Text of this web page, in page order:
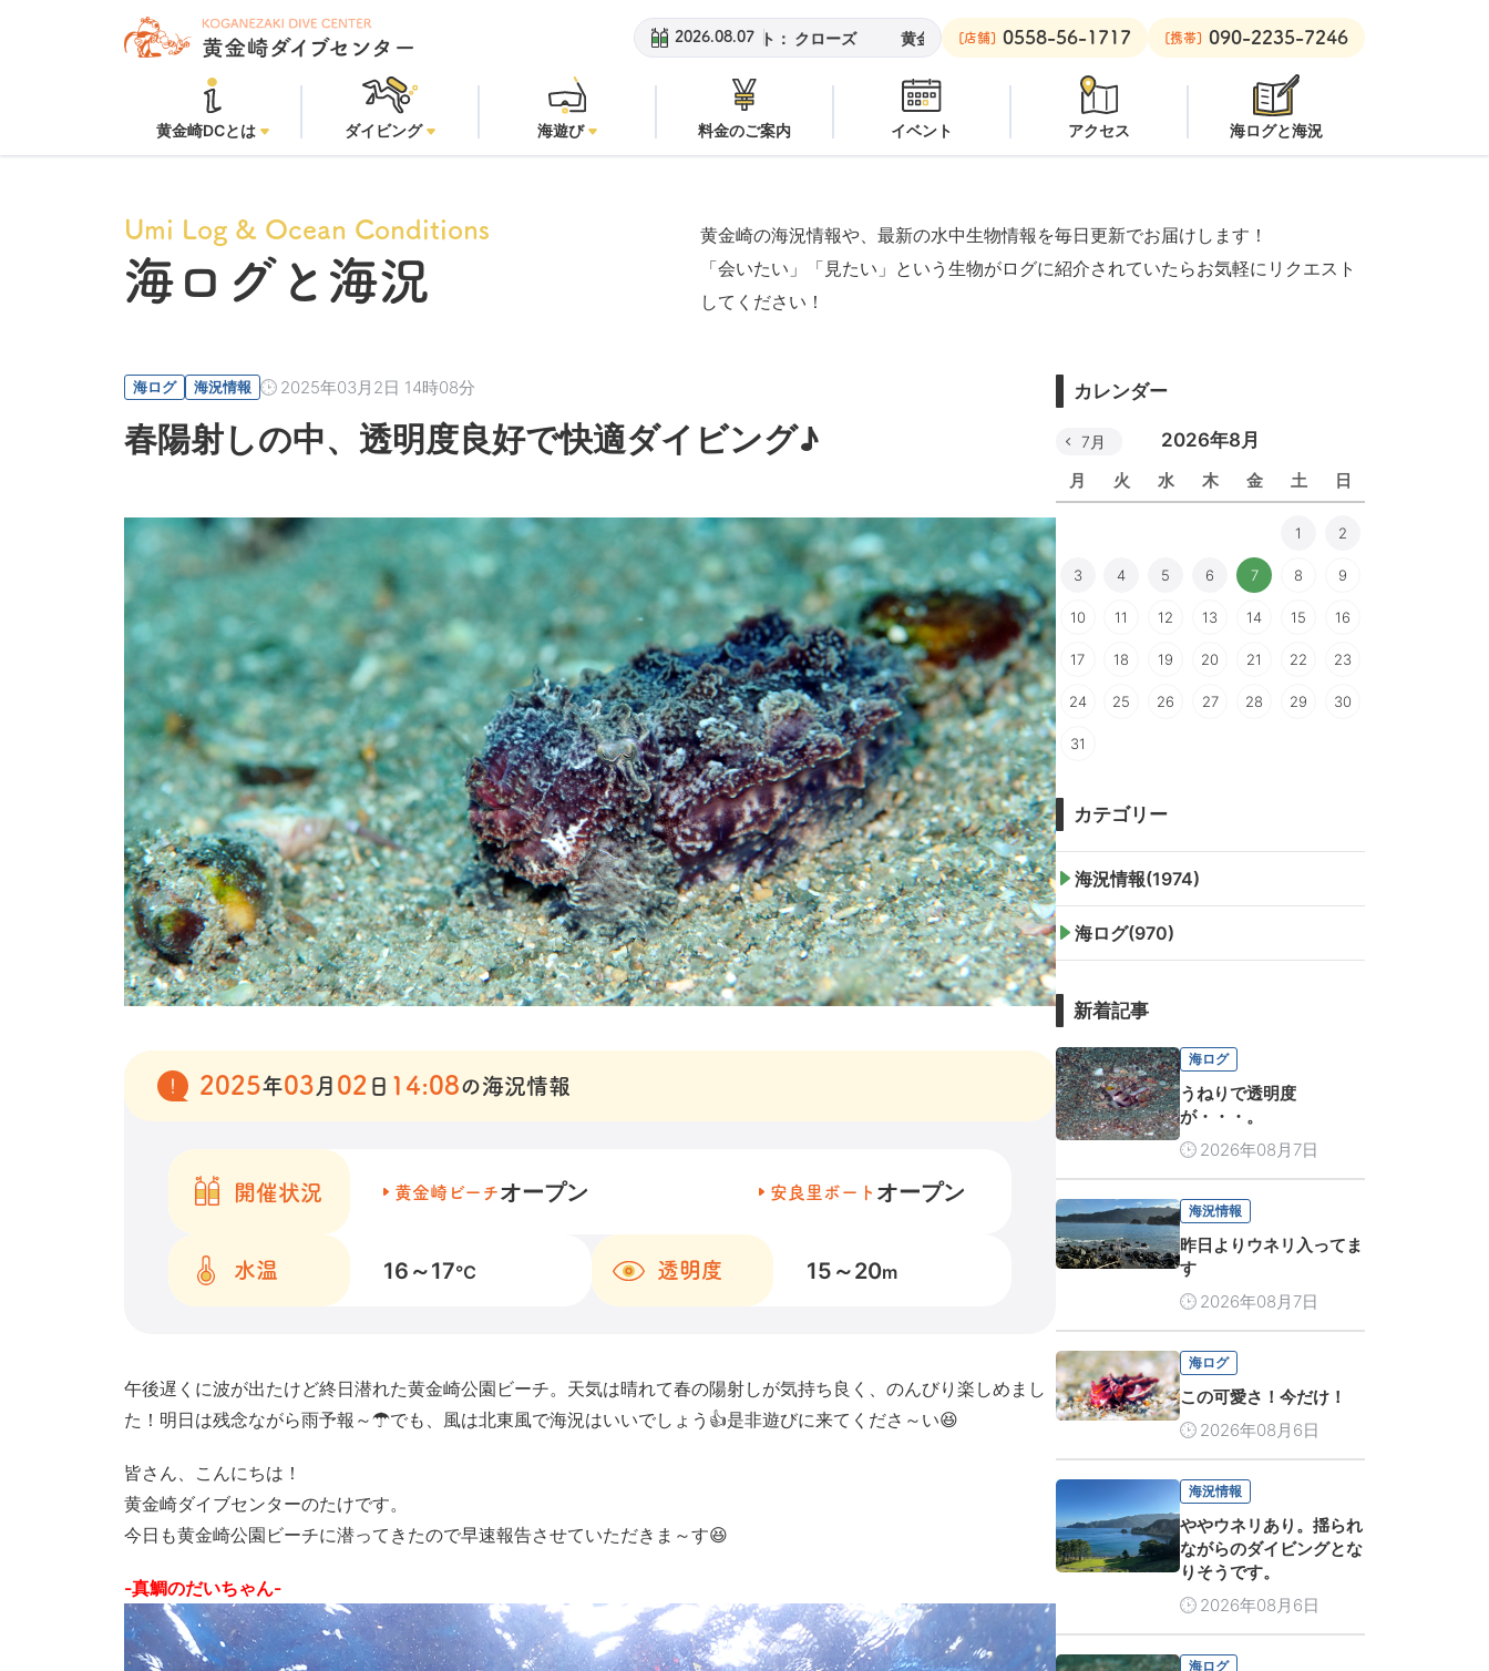
2026.08.07 黄金崎ビーチ：潜水注意
黄金崎ビーチ： 潜水注意 安良里ボート：クローズ
[店舗] 0558-56-1717 [携帯] 090-2235-7246
黄金崎DCとは ダイビング 海遊び 料金のご案内 イベント アクセス 海ログと海況
Umi Log & Ocean Conditions
海ログと海況
黄金崎の海況情報や、最新の水中生物情報を毎日更新でお届けします！
「会いたい」「見たい」という生物がログに紹介されていたらお気軽にリクエスト
してください！
海ログ 海況情報 2025年03月2日 14時08分
春陽射しの中、透明度良好で快適ダイビング♪
2025年03 月 02 日 14:08の海況情報
開催状況 黄金崎ビーチオープン 安良里ボート オープン
水温 16～17℃ 透明度 15～20m
午後遅くに波が出たけど終日潜れた黄金崎公園ビーチ。天気は晴れて春の陽射しが気持ち良く、のんびり楽しめまし
た！明日は残念ながら雨予報～☂でも、風は北東風で海況はいいでしょう👍是非遊びに来てくださ～い😆
皆さん、こんにちは！
黄金崎ダイブセンターのたけです。
今日も黄金崎公園ビーチに潜ってきたので早速報告させていただきま～す😆
-真鯛のだいちゃん-
カレンダー
2026年8月
月 火 水 木 金 土 日
7月
1 2
3 4 5 6 7 8 9
10 11 12 13 14 15 16
17 18 19 20 21 22 23
24 25 26 27 28 29 30
31
カテゴリー
海況情報(1974)
海ログ(970)
新着記事
海ログ
うねりで透明度
が・・・。
2026年08月7日
海況情報
昨日よりウネリ入ってま
す
2026年08月7日
海ログ
この可愛さ！今だけ！
2026年08月6日
海況情報
ややウネリあり。揺られ
ながらのダイビングとな
りそうです。
2026年08月6日
海ログ